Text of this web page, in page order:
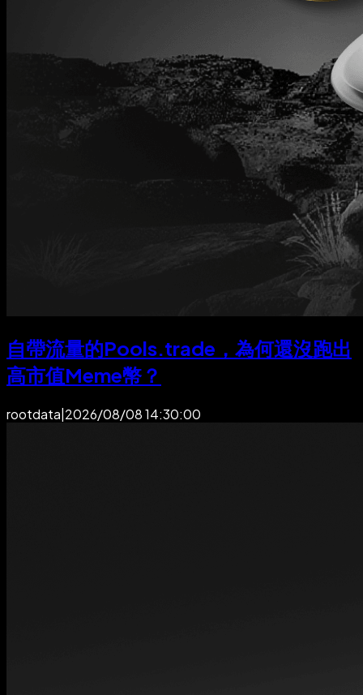
自帶流量的Pools.trade，為何還沒跑出
高市值Meme幣？
rootdata|2026/08/08 14:30:00